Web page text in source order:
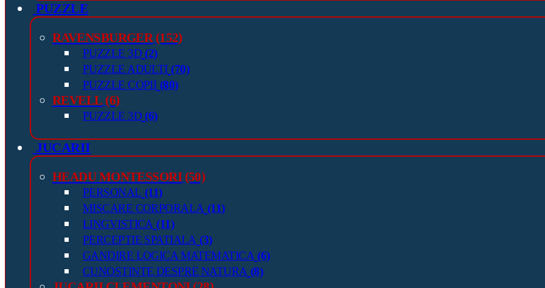
PUZZLE
RAVENSBURGER (152)
PUZZLE 3D (2)
PUZZLE ADULTI (70)
PUZZLE COPII (80)
REVELL (6)
PUZZLE 3D (6)
JUCARII
HEADU MONTESSORI (50)
PERSONAL (11)
MISCARE CORPORALA (11)
LINGVISTICA (11)
PERCEPTIE SPATIALA (3)
GANDIRE LOGICA MATEMATICA (6)
CUNOSTINTE DESPRE NATURA (8)